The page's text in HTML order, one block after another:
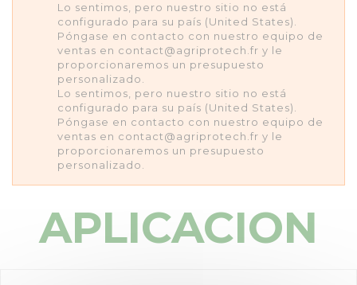
Lo sentimos, pero nuestro sitio no está
configurado para su país (United States).
Póngase en contacto con nuestro equipo de
ventas en contact@agriprotech.fr y le
proporcionaremos un presupuesto
personalizado.
Lo sentimos, pero nuestro sitio no está
configurado para su país (United States).
Póngase en contacto con nuestro equipo de
ventas en contact@agriprotech.fr y le
proporcionaremos un presupuesto
personalizado.
APLICACION